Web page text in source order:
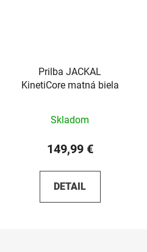
Prilba JACKAL
KinetiCore matná biela
Skladom
149,99 €
DETAIL